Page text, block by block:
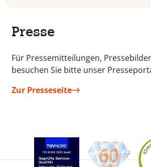
Presse
Für Pressemitteilungen,
besuchen Sie bitte unser
Zur Presseseite